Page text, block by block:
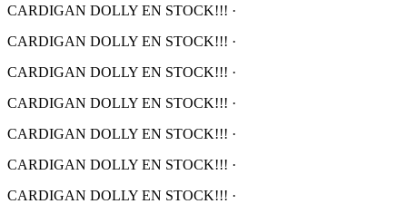
CARDIGAN DOLLY EN STOCK!!! ·
CARDIGAN DOLLY EN STOCK!!! ·
CARDIGAN DOLLY EN STOCK!!! ·
CARDIGAN DOLLY EN STOCK!!! ·
CARDIGAN DOLLY EN STOCK!!! ·
CARDIGAN DOLLY EN STOCK!!! ·
CARDIGAN DOLLY EN STOCK!!! ·